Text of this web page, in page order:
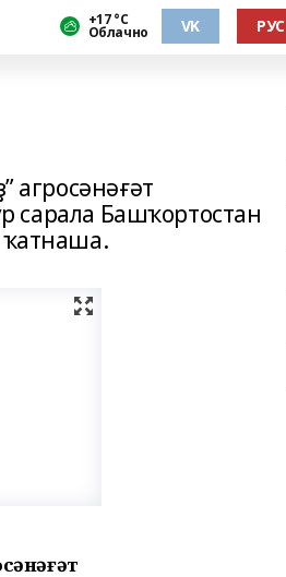
+17 °С
Облачно VK РУС
агросәнәғәт
сарала Башҡортостан
ҡатнаша.